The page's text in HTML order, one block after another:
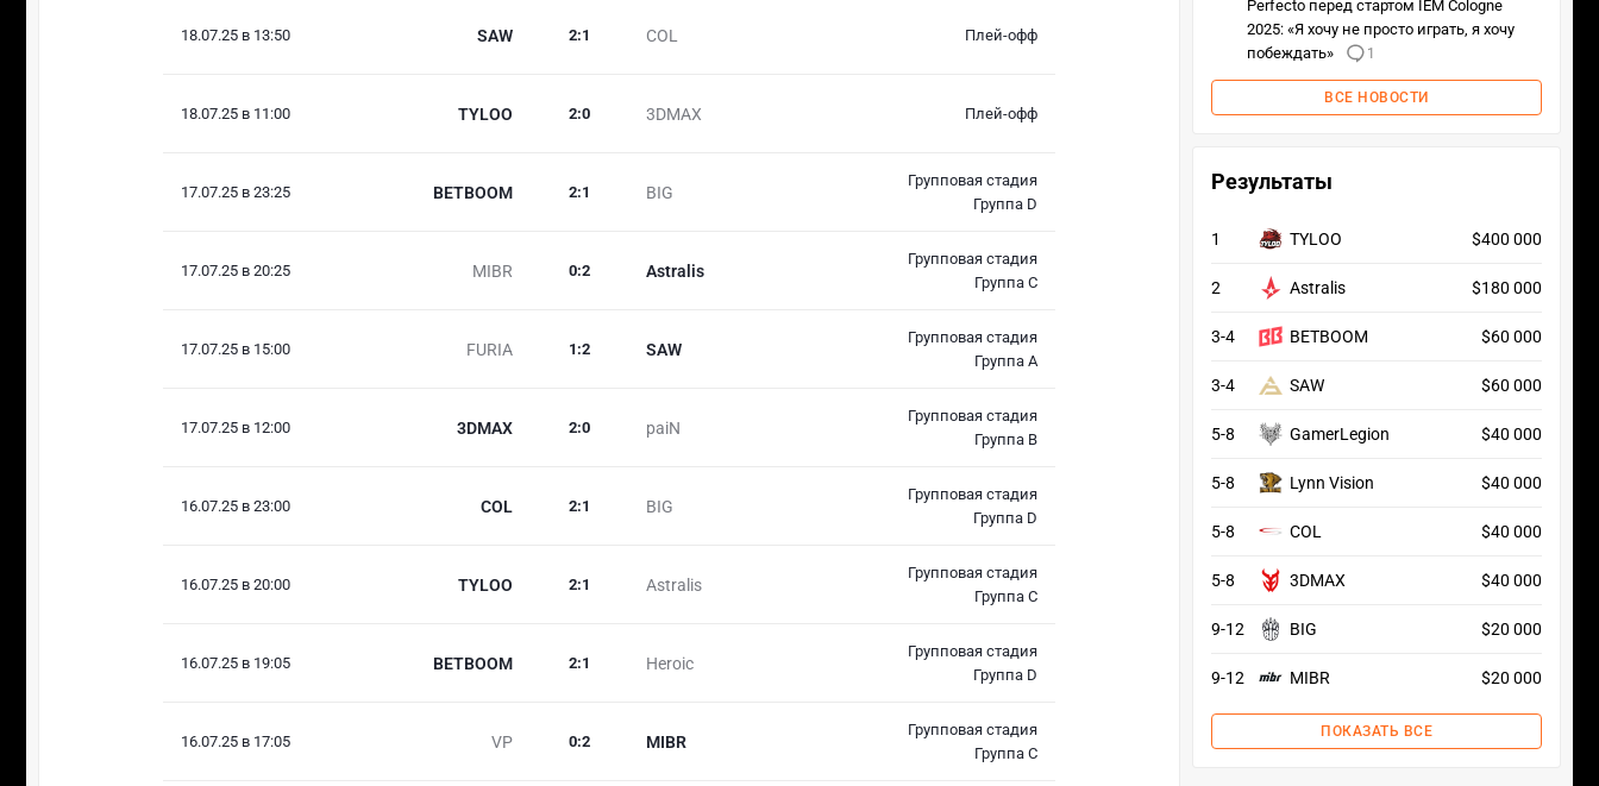
18.07.25 в 13:50 SAW COL
2:1 Плей-офф
18.07.25 в 11:00 TYLOO 3DMAX
2:0 Плей-офф
17.07.25 в 23:25 BETBOOM BIG
2:1
Групповая стадия
Группа D
17.07.25 в 20:25 MIBR Astralis
0:2
Групповая стадия
Группа C
17.07.25 в 15:00 FURIA SAW
1 :2
Групповая стадия
Группа A
17.07.25 в 12:00 3DMAX paiN
2:0
Групповая стадия
Группа B
16.07.25 в 23:00 COL BIG
2:1
Групповая стадия
Группа D
16.07.25 в 20:00 TYLOO Astralis
2:1
Групповая стадия
Группа C
16.07.25 в 19:05 BETBOOM Heroic
2:1
Групповая стадия
Группа D
16.07.25 в 17:05 VP MIBR
0:2
Групповая стадия
Группа C
Perfecto перед стартом IEM Cologne
2025: «Я хочу не просто играть, я хочу
побеждать»
1
ВСЕ НОВОСТИ
Результаты
1 TYLOO $400 000
2 Astralis $180 000
3-4 BETBOOM $60 000
3-4 SAW $60 000
5-8 GamerLegion $40 000
5-8 Lynn Vision $40 000
5-8 COL $40 000
5-8 3DMAX $40 000
9-12 BIG $20 000
9-12 MIBR $20 000
ПОКАЗАТЬ ВСЕ